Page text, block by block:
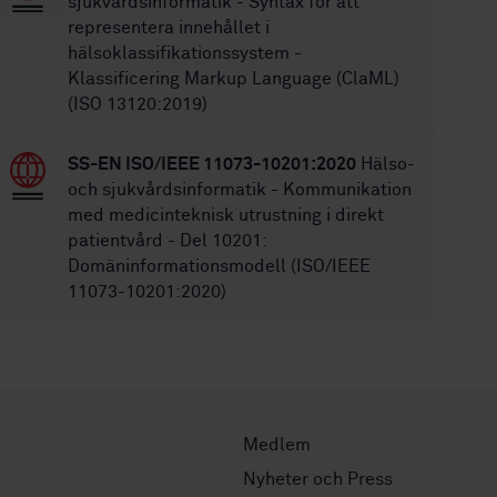
representera innehållet i
hälsoklassifikationssystem -
Klassificering Markup Language (ClaML)
(ISO 13120:2019)
SS-EN ISO/IEEE 11073-10201:2020 Hälso-
och sjukvårdsinformatik - Kommunikation
med medicinteknisk utrustning i direkt
patientvård - Del 10201:
Domäninformationsmodell (ISO/IEEE
11073-10201:2020)
Medlem
Nyheter och Press